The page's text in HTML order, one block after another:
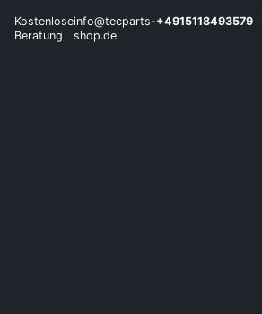
Kostenlose
Beratung
info@tecparts-
shop.de
+4915118493579